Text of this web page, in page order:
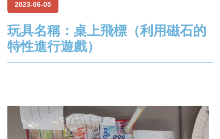
2023-06-05
玩具名稱：桌上飛標（利用磁石的
特性進行遊戲）